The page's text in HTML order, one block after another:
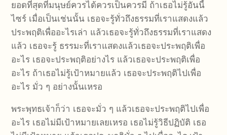
ยอดที่สุดที่มนุษย์ควรได้ควรเป็นควรมี ถ้าเธอไม่รู้อันนี้
ไซร์ เมื่อเป็นเช่นนั้น เธอจะรู้ทั่วถึงธรรมที่เราแสดงแล้ว
ประพฤติเพื่ออะไรเล่า แล้วเธอจะรู้ทั่วถึงธรรมที่เราแสดง
แล้ว เธอจะรู้ ธรรมะที่เราแสดงแล้วเธอจะประพฤติเพื่อ
อะไร เธอจะประพฤติอย่างไร แล้วเธอจะประพฤติเพื่อ
อะไร ถ้าเธอไม่รู้เป้าหมายแล้ว เธอจะประพฤติไปเพื่อ
อะไร มั่ว ๆ อย่างนั้นเหรอ
พระพุทธเจ้าก็ว่า เธอจะมั่ว ๆ แล้วเธอจะประพฤติไปเพื่อ
อะไร เธอไม่มีเป้าหมายเลยเหรอ เธอไม่รู้วิธีปฏิบัติ เธอ